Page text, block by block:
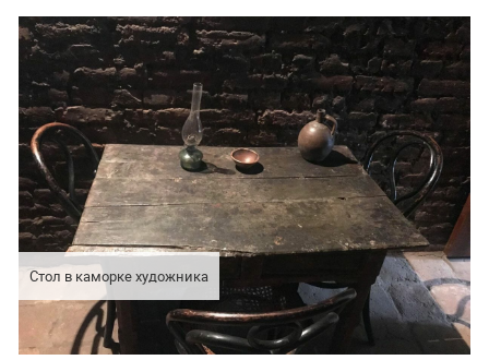
Стол в каморке художника